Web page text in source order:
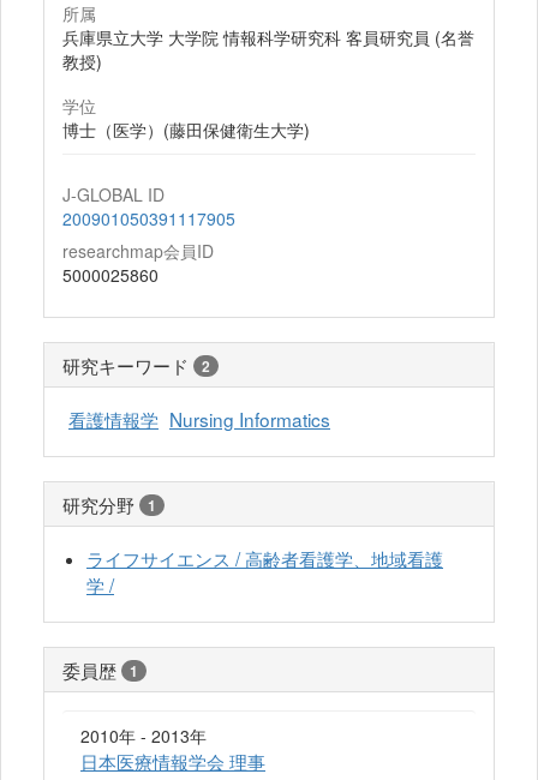
所属
兵庫県立大学 大学院 情報科学研究科 客員研究員 (名誉
教授)
学位
博士（医学）(藤田保健衛生大学)
J-GLOBAL ID
200901050391117905
researchmap会員ID
5000025860
研究キーワード 2
看護情報学 Nursing Informatics
研究分野 1
ライフサイエンス / 高齢者看護学、地域看護
学 /
委員歴 1
2010年 - 2013年
日本医療情報学会 理事